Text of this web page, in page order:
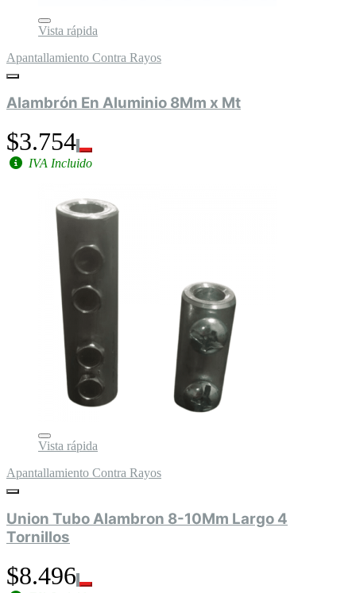
Vista rápida
Apantallamiento Contra Rayos
Alambrón En Aluminio 8Mm x Mt
$3.754
IVA Incluido
Vista rápida
Apantallamiento Contra Rayos
Union Tubo Alambron 8-10Mm Largo 4
Tornillos
$8.496